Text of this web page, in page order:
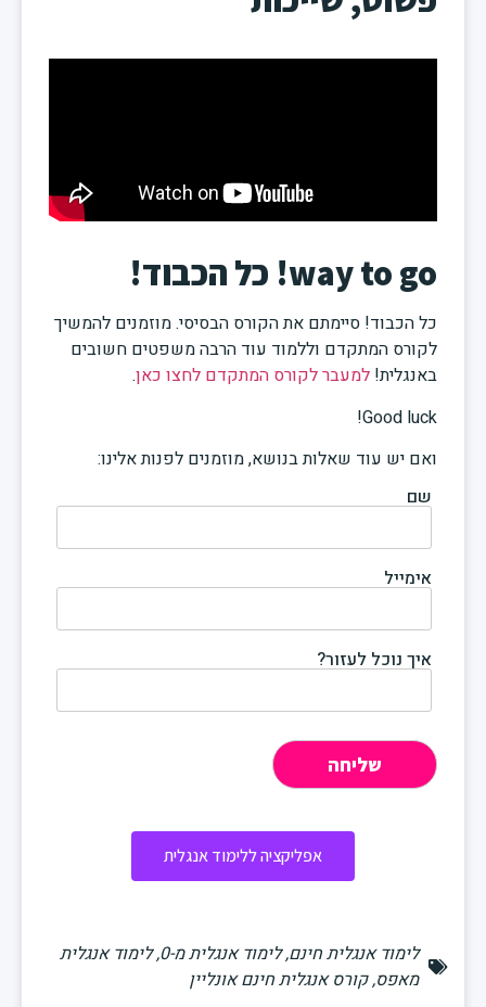
way to go! כל הכבוד!
כל הכבוד! סיימתם את הקורס הבסיסי. מוזמנים להמשיך
לקורס המתקדם וללמוד עוד הרבה משפטים חשובים
באנגלית! למעבר לקורס המתקדם לחצו כאן.
Good luck!
ואם יש עוד שאלות בנושא, מוזמנים לפנות אלינו:
שם
אימייל
איך נוכל לעזור?
אפליקציה ללימוד אנגלית
לימוד אנגלית חינם,לימוד אנגלית מ-0 ,לימוד אנגלית
מאפס,קורס אנגלית חינם אונליין